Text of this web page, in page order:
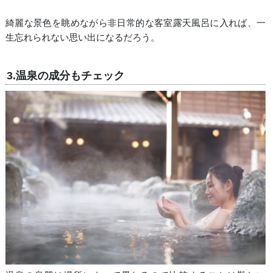
綺麗な景色を眺めながら非日常的な客室露天風呂に入れば、一
生忘れられない思い出になるだろう。
3.温泉の成分もチェック